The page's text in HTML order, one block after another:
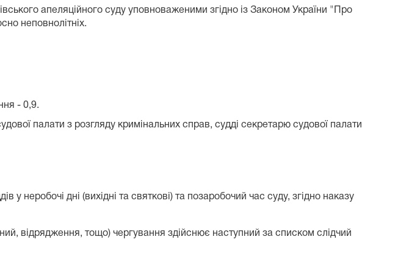
апеляційного суду уповноваженими згідно із Законом України "Про
неповнолітніх.
- 0,9.
палати з розгляду кримінальних справ, судді секретарю судової палати
у неробочі дні (вихідні та святкові) та позаробочий час суду, згідно наказу
відрядження, тощо) чергування здійснює наступний за списком слідчий